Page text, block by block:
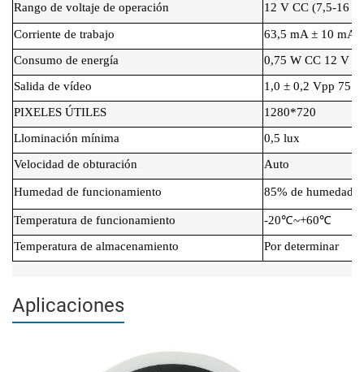
Rango de voltaje de operación
12 V CC (7,5-16
Corriente de trabajo
63,5 mA ± 10 mA
Consumo de energía
0,75 W CC 12 V
Salida de vídeo
1,0 ± 0,2 Vpp 75 Ω
PIXELES ÚTILES
1280*720
Llominación mínima
0,5 lux
Velocidad de obturación
Auto
Humedad de funcionamiento 85% de humedad
Temperatura de funcionamiento
-20℃~+60℃
Temperatura de almacenamiento
Por determinar
Aplicaciones